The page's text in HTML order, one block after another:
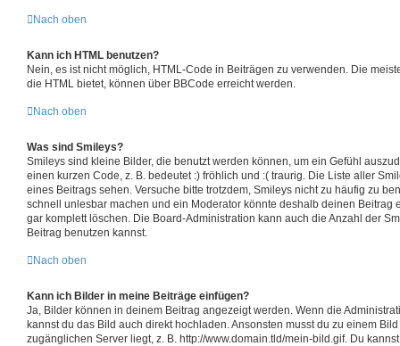
Nach oben
Kann ich HTML benutzen?
Nein, es ist nicht möglich, HTML-Code in Beiträgen zu verwenden. Die
die HTML bietet, können über BBCode erreicht werden.
Nach oben
Was sind Smileys?
Smileys sind kleine Bilder, die benutzt werden können, um ein Gefühl
einen kurzen Code, z. B. bedeutet :) fröhlich und :( traurig. Die Liste aller
eines Beitrags sehen. Versuche bitte trotzdem, Smileys nicht zu häufig zu
schnell unlesbar machen und ein Moderator könnte deshalb deinen Beitrag
gar komplett löschen. Die Board-Administration kann auch die Anzahl der
Beitrag benutzen kannst.
Nach oben
Kann ich Bilder in meine Beiträge einfügen?
Ja, Bilder können in deinem Beitrag angezeigt werden. Wenn die
kannst du das Bild auch direkt hochladen. Ansonsten musst du zu einem
zugänglichen Server liegt, z. B. http://www.domain.tld/mein-bild.gif. Du